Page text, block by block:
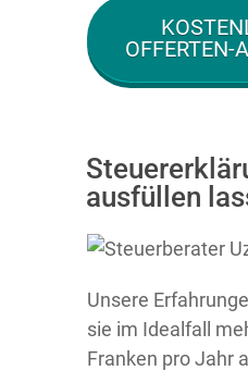
OFFERTEN-
ausfüllen
Unsere
sie im Idealfall
Franken pro Jahr